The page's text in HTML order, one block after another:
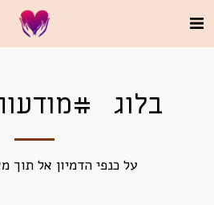
בלוג
על כנפי הדמיון אל תוך